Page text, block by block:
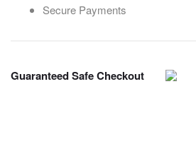
Secure Payments
Guaranteed Safe Checkout